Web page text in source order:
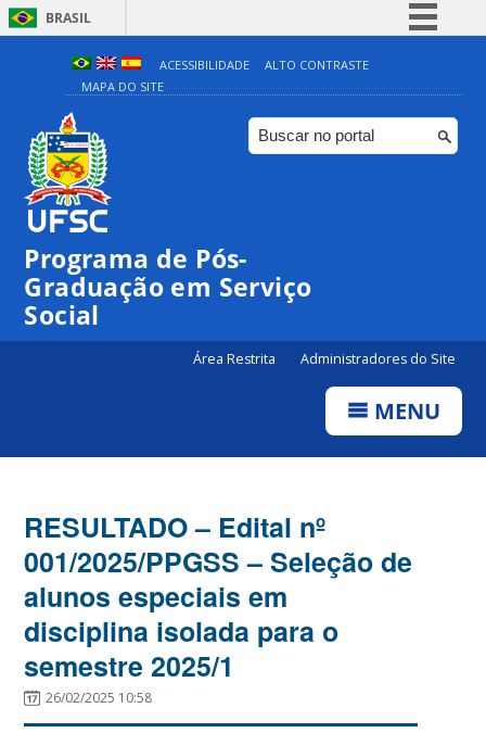
BRASIL
Simplifique!
Comunica BR
Participe
ACESSIBILIDADE
ALTO CONTRASTE
MAPA DO SITE
Programa de Pós-
Graduação em Serviço
Social
Área Restrita Administradores do Site
MENU
RESULTADO – Edital nº
001/2025/PPGSS – Seleção de
alunos especiais em
disciplina isolada para o
semestre 2025/1
26/02/2025 10:58